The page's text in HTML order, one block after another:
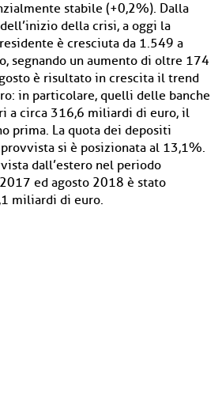
stabile (+0,2%). Dalla
della crisi, a oggi la
è cresciuta da 1.549 a
segnando un aumento di oltre 174
è risultato in crescita il trend
in particolare, quelli delle banche
a circa 316,6 miliardi di euro, il
prima. La quota dei depositi
si è posizionata al 13,1%.
dall’estero nel periodo
ed agosto 2018 è stato
miliardi di euro.